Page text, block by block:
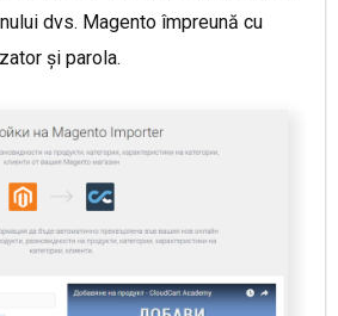
dvs. Magento împreună cu
și parola.